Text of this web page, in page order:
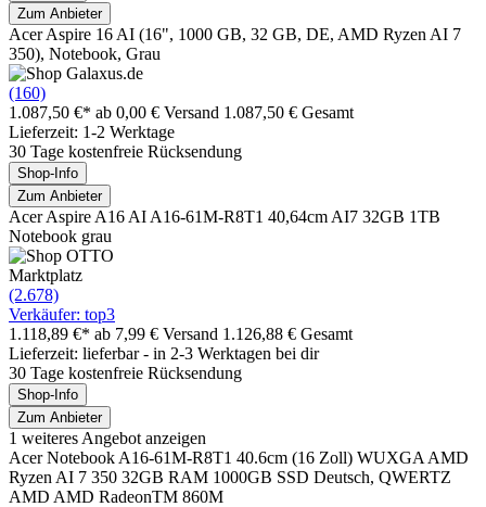
Zum Anbieter
Acer Aspire 16 AI (16", 1000 GB, 32 GB, DE, AMD Ryzen AI 7
350), Notebook, Grau
(160)
1.087,50 €* ab 0,00 € Versand 1.087,50 € Gesamt
Lieferzeit: 1-2 Werktage
30 Tage kostenfreie Rücksendung
Shop-Info
Zum Anbieter
Acer Aspire A16 AI A16-61M-R8T1 40,64cm AI7 32GB 1TB
Notebook grau
Marktplatz
(2.678)
Verkäufer: top3
1.118,89 €* ab 7,99 € Versand 1.126,88 € Gesamt
Lieferzeit: lieferbar - in 2-3 Werktagen bei dir
30 Tage kostenfreie Rücksendung
Shop-Info
Zum Anbieter
1 weiteres Angebot anzeigen
Acer Notebook A16-61M-R8T1 40.6cm (16 Zoll) WUXGA AMD
Ryzen AI 7 350 32GB RAM 1000GB SSD Deutsch, QWERTZ
AMD AMD RadeonTM 860M